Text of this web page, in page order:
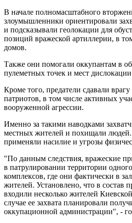
В начале полномасштабного
злоумышленники ориентировали
и подсказывали геолокации для
позиций вражеской артиллерии, в
домов.
Также они помогали оккупантам в
пулеметных точек и мест
Кроме того, предатели сдавали
патриотов, в том числе активных
вооруженной агрессии.
Именно за такими наводками
местных жителей и похищали
применяли насилие и угрозы
"По данным следствия, вражеские
в патрулировании территории
комплексов, где они фактически в
жителей. Установлено, что в состав
входили несколько жителей
случае ее захвата планировали
оккупационной администрации", -